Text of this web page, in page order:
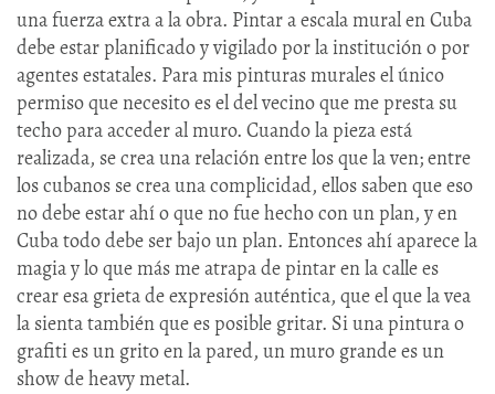
una fuerza extra a la obra. Pintar a escala mural en Cuba
debe estar planificado y vigilado por la institución o por
agentes estatales. Para mis pinturas murales el único
permiso que necesito es el del vecino que me presta su
techo para acceder al muro. Cuando la pieza está
realizada, se crea una relación entre los que la ven; entre
los cubanos se crea una complicidad, ellos saben que eso
no debe estar ahí o que no fue hecho con un plan, y en
Cuba todo debe ser bajo un plan. Entonces ahí aparece la
magia y lo que más me atrapa de pintar en la calle es
crear esa grieta de expresión auténtica, que el que la vea
la sienta también que es posible gritar. Si una pintura o
grafiti es un grito en la pared, un muro grande es un
show de heavy metal.